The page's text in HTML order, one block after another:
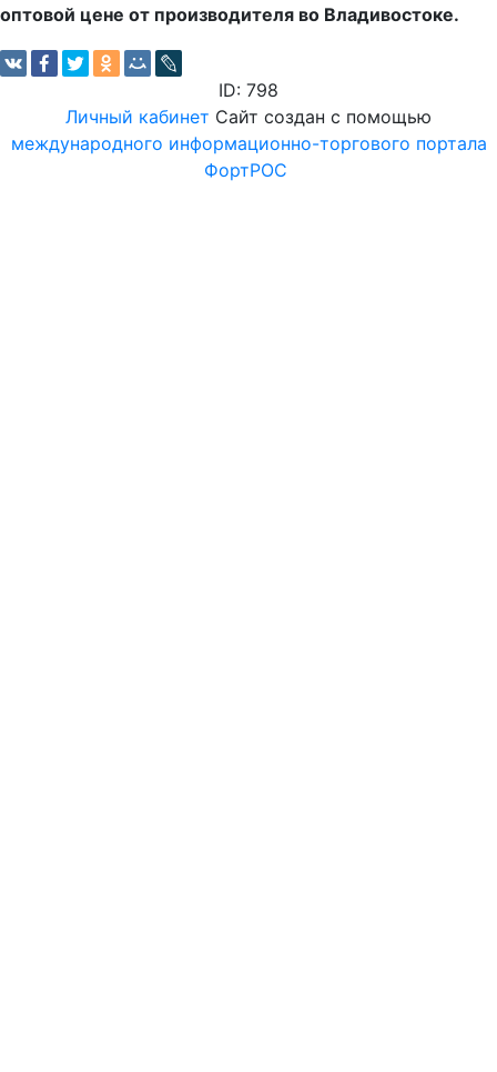
оптовой цене от производителя во Владивостоке.
ID: 798
Личный кабинет Сайт создан с помощью
международного информационно-торгового портала
ФортРОС